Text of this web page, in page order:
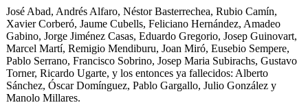
José Abad, Andrés Alfaro, Néstor Basterrechea, Rubio Camín,
Xavier Corberó, Jaume Cubells, Feliciano Hernández, Amadeo
Gabino, Jorge Jiménez Casas, Eduardo Gregorio, Josep Guinovart,
Marcel Martí, Remigio Mendiburu, Joan Miró, Eusebio Sempere,
Pablo Serrano, Francisco Sobrino, Josep Maria Subirachs, Gustavo
Torner, Ricardo Ugarte, y los entonces ya fallecidos: Alberto
Sánchez, Óscar Domínguez, Pablo Gargallo, Julio González y
Manolo Millares.